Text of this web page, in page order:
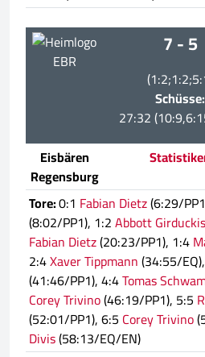
EBR
7 - 5
Schüsse:
27:32
Eisbären
Regensburg
Tore:0:1 Fabian Dietz(6:29/
(8:02/PP1), 1:2Abbott Girduckis
Fabian Dietz(20:23/PP1), 1:4
2:4Xaver Tippmann(34:55/
(41:46/PP1), 4:4Tomas
Corey Trivino(46:19/PP1), 5:5
(52:01/PP1), 6:5 Corey Trivino
Divis(58:13/EQ/EN)